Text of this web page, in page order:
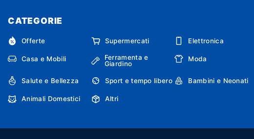
CATEGORIE
Offerte Supermercati Elettronica
Casa e Mobili
Ferramenta e
Giardino
Moda
Salute e Bellezza Sport e tempo libero Bambini e Neonati
Animali Domestici Altri